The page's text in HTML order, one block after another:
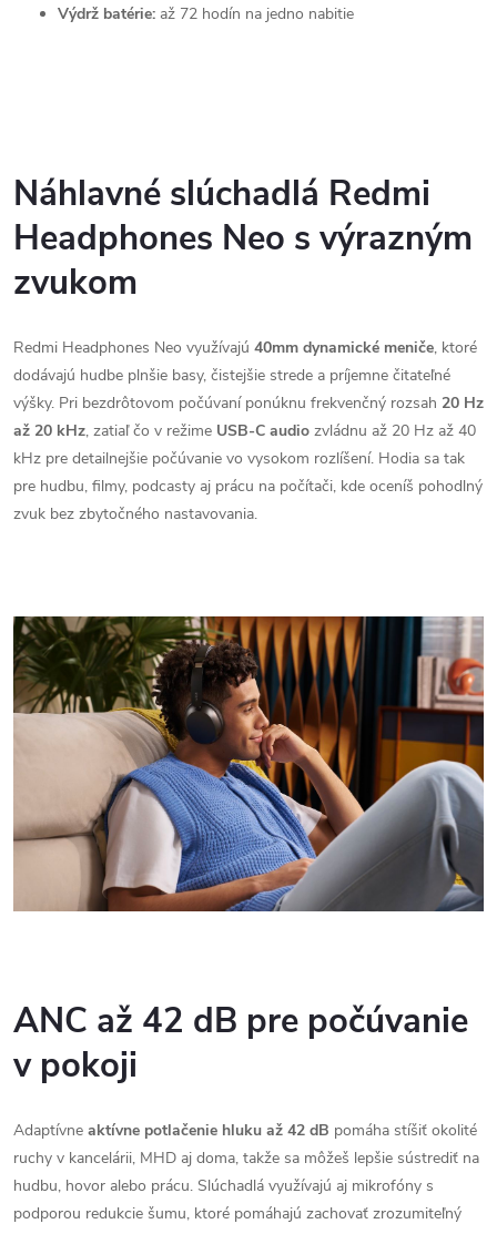
Výdrž batérie: až 72 hodín na jedno nabitie
Náhlavné slúchadlá Redmi
Headphones Neo s výrazným
zvukom
Redmi Headphones Neo využívajú 40mm dynamické meniče, ktoré
dodávajú hudbe plnšie basy, čistejšie strede a príjemne čitateľné
výšky. Pri bezdrôtovom počúvaní ponúknu frekvenčný rozsah 20 Hz
až 20 kHz, zatiaľ čo v režime USB-C audio zvládnu až 20 Hz až 40
kHz pre detailnejšie počúvanie vo vysokom rozlíšení. Hodia sa tak
pre hudbu, filmy, podcasty aj prácu na počítači, kde oceníš pohodlný
zvuk bez zbytočného nastavovania.
ANC až 42 dB pre počúvanie
v pokoji
Adaptívne aktívne potlačenie hluku až 42 dB pomáha stíšiť okolité
ruchy v kancelárii, MHD aj doma, takže sa môžeš lepšie sústrediť na
hudbu, hovor alebo prácu. Slúchadlá využívajú aj mikrofóny s
podporou redukcie šumu, ktoré pomáhajú zachovať zrozumiteľný